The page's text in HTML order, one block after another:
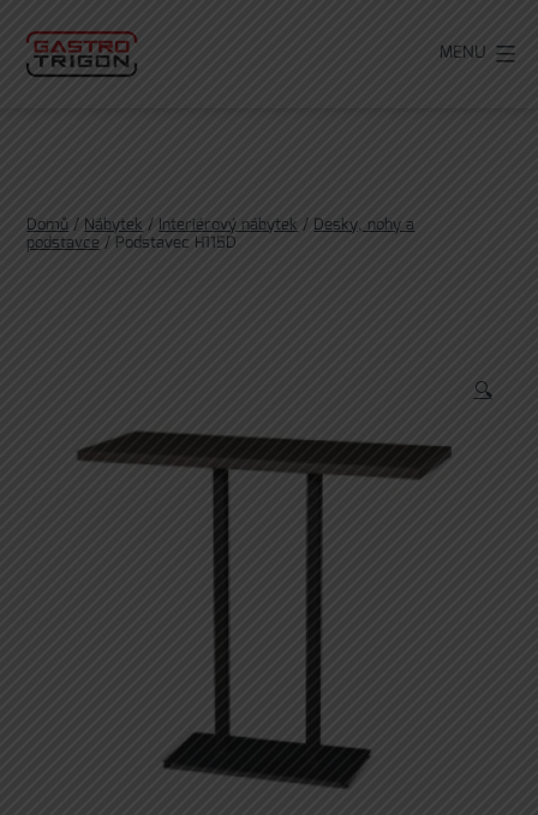
obsahu MENU
Domů/Nábytek/Interiérový nábytek/Desky, nohy a
podstavce/ Podstavec H115D
🔍